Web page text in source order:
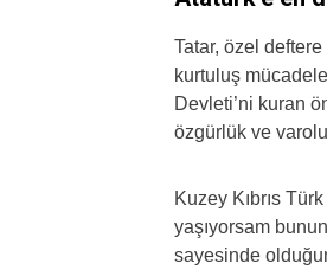
Tatar, özel
kurtuluş
Devleti’ni kuran
özgürlük ve
Kuzey Kıbrıs
yaşıyorsam
sayesinde